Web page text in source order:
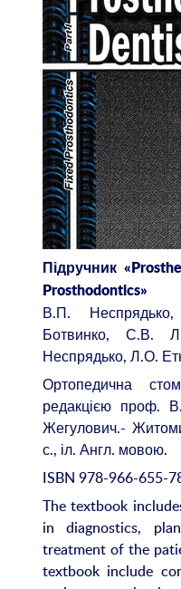
Підручник
Prosthodontics»
В.П.
Ботвинко, С.В.
Неспрядько, Л.О.
Ортопедична
редакцією проф.
Жегулович.-
с., іл. Англ. мовою.
ISBN 978-966-655-
The textbook
in diagnostics,
treatment of the
textbook include